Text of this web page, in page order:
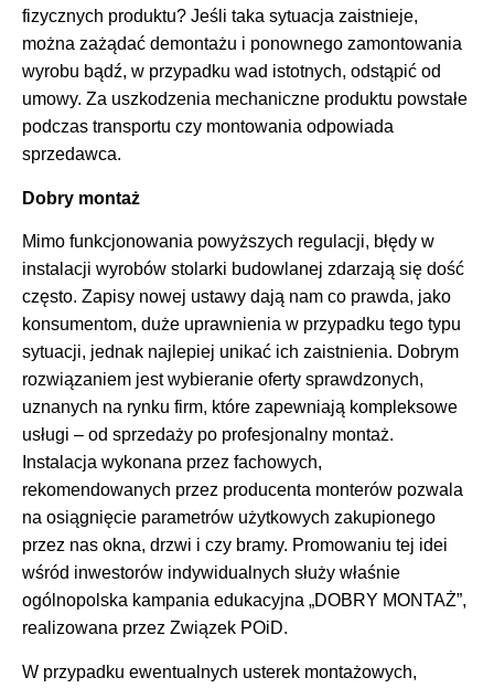
fizycznych produktu? Jeśli taka sytuacja zaistnieje,
można zażądać demontażu i ponownego zamontowania
wyrobu bądź, w przypadku wad istotnych, odstąpić od
umowy. Za uszkodzenia mechaniczne produktu powstałe
podczas transportu czy montowania odpowiada
sprzedawca.
Dobry montaż
Mimo funkcjonowania powyższych regulacji, błędy w
instalacji wyrobów stolarki budowlanej zdarzają się dość
często. Zapisy nowej ustawy dają nam co prawda, jako
konsumentom, duże uprawnienia w przypadku tego typu
sytuacji, jednak najlepiej unikać ich zaistnienia. Dobrym
rozwiązaniem jest wybieranie oferty sprawdzonych,
uznanych na rynku firm, które zapewniają kompleksowe
usługi – od sprzedaży po profesjonalny montaż.
Instalacja wykonana przez fachowych,
rekomendowanych przez producenta monterów pozwala
na osiągnięcie parametrów użytkowych zakupionego
przez nas okna, drzwi i czy bramy. Promowaniu tej idei
wśród inwestorów indywidualnych służy właśnie
ogólnopolska kampania edukacyjna „DOBRY MONTAŻ”,
realizowana przez Związek POiD.
W przypadku ewentualnych usterek montażowych,